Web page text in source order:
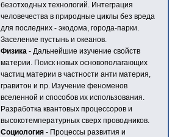
безотходных технологий. Интеграция
человечества в природные циклы без вреда
для последних - экодома, города-парки.
Заселение пустынь и океанов.
Физика - Дальнейшие изучение свойств
материи. Поиск новых основополагающих
частиц материи в частности анти материя,
гравитон и пр. Изучение феноменов
вселенной и способов их использования.
Разработка квантовых процессоров и
высокотемпературных сверх проводников.
Социология - Процессы развития и